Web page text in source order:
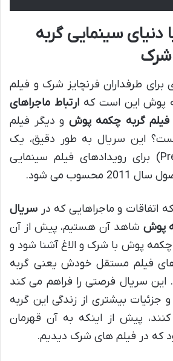
دنیای سینمایی گربه
برای طرفداران فرنچایز شرک و فیلم
پوش این است کهارتباط ماجراهای
گربه چکمه پوش و دیگر فیلم
این سریال به طور دقیق، یک
2011 محسوب می شود.
اتفاقات و ماجراهایی که در سریال
پوش شاهد آن هستیم، پیش از آن
چکمه پوش با شرک و الاغ آشنا شود و
فیلم مستقل خودش یعنی گربه
پوش (2011). این سریال فرصتی را فراهم می کند
جزئیات بیشتری از زندگی این گربه
پیش از اینکه به آن قهرمان
که در فیلم های شرک دیدیم.